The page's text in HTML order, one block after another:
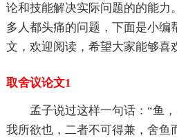
论和技能解决实际问题的的能力
多人都头痛的问题，下面是小编
文，欢迎阅读，希望大家能够喜
取舍议论文1
孟子说过这样一句话：“鱼
我所欲也，二者不可得兼，舍鱼